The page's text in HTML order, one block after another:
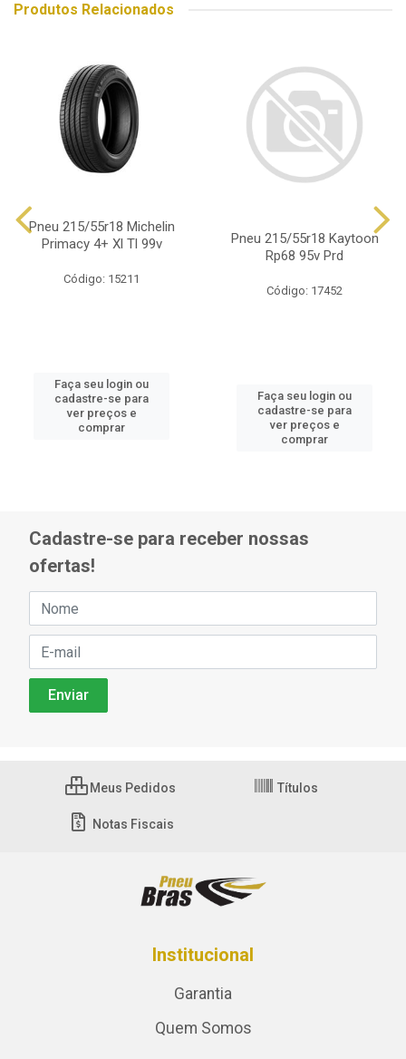
Produtos Relacionados
Pneu 215/55r18 Michelin
Primacy 4+ Xl Tl 99v
Código: 15211
Faça seu login ou
cadastre-se para
ver preços e
comprar
Pneu 215/55r18 Kaytoon
Rp68 95v Prd
Código: 17452
Faça seu login ou
cadastre-se para
ver preços e
comprar
Cadastre-se para receber nossas
ofertas!
Meus Pedidos Títulos
Notas Fiscais
Institucional
Garantia
Quem Somos